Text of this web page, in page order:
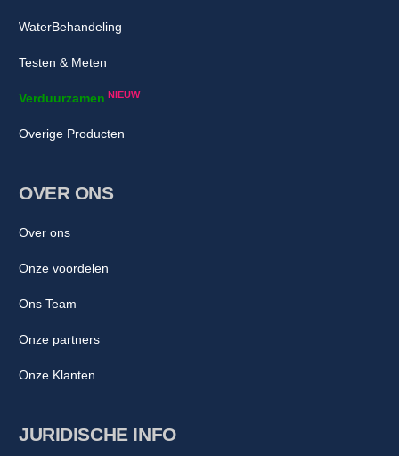
WaterBehandeling
Testen & Meten
Verduurzamen NIEUW
Overige Producten
OVER ONS
Over ons
Onze voordelen
Ons Team
Onze partners
Onze Klanten
JURIDISCHE INFO